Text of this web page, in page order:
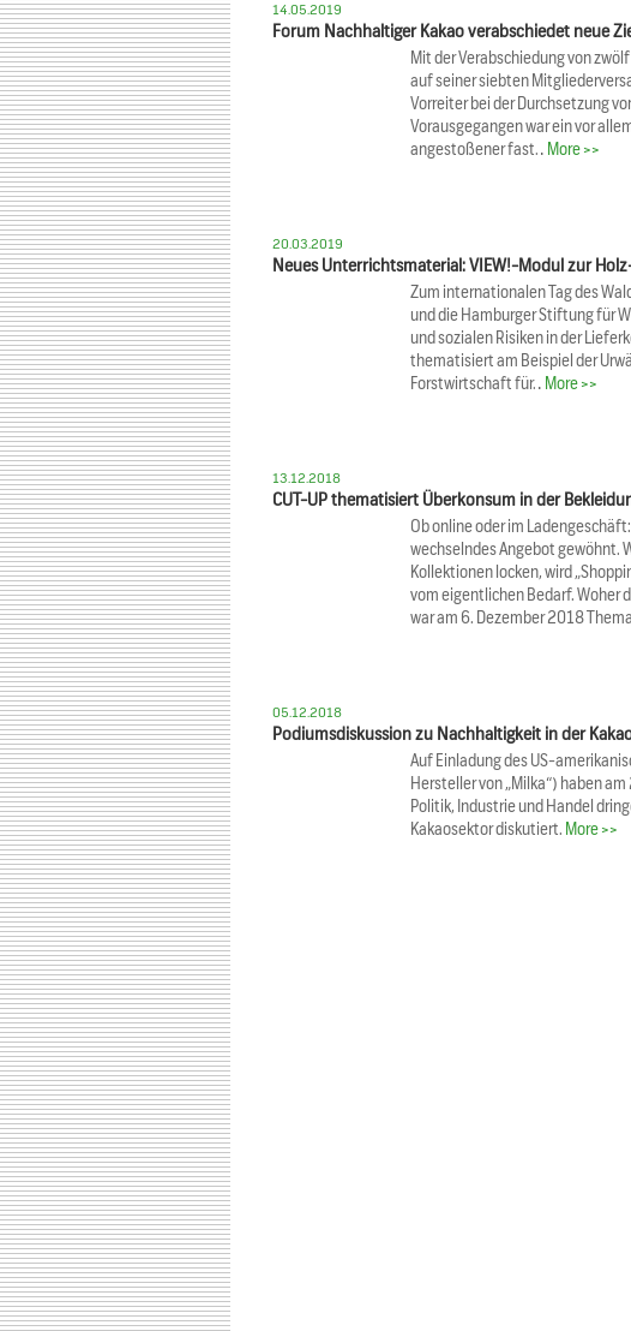
14.05.2019
Forum Nachhaltiger Kakao verabschiedet neue
Mit der Verabschiedung von
auf seiner siebten
Vorreiter bei der Durchsetzung
Vorausgegangen war ein vor
angestoßener fast… More >>
20.03.2019
Neues Unterrichtsmaterial: VIEW!-Modul zur
Zum internationalen Tag des
und die Hamburger Stiftung für
und sozialen Risiken in der
thematisiert am Beispiel der
Forstwirtschaft für… More >>
13.12.2018
CUT-UP thematisiert Überkonsum in der
Ob online oder im
wechselndes Angebot gewöhnt.
Kollektionen locken, wird
vom eigentlichen Bedarf. Woher
war am 6. Dezember 2018
05.12.2018
Podiumsdiskussion zu Nachhaltigkeit in der
Auf Einladung des US-
Hersteller von „Milka“) haben
Politik, Industrie und Handel
Kakaosektor diskutiert. More >>